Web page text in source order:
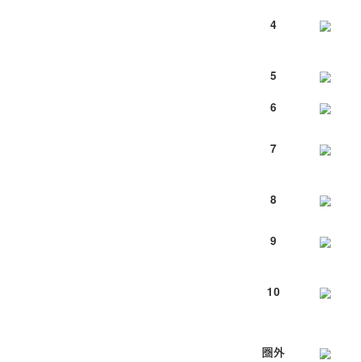
4
5
6
7
8
9
10
圏外